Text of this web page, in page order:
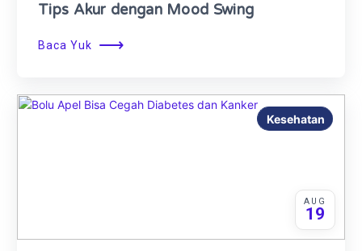
Tips Akur dengan Mood Swing
Baca Yuk ⟶
Kesehatan
AUG
19